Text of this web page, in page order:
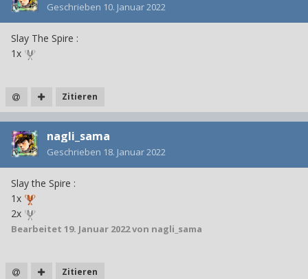
Geschrieben 10. Januar 2022
Slay The Spire :
1x
Zitieren
nagli_sama
Geschrieben 18. Januar 2022
Slay the Spire :
1x
2x
Bearbeitet 19. Januar 2022von nagli_sama
Zitieren